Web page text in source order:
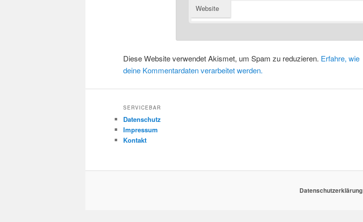
Website
Diese Website verwendet Akismet, um Spam zu reduzieren. Erfahre, wie
deine Kommentardaten verarbeitet werden.
SERVICEBAR
Datenschutz
Impressum
Kontakt
Datenschutzerklärung